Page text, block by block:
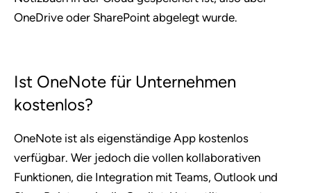
OneDrive oder SharePoint abgelegt wurde.
Ist OneNote für Unternehmen
kostenlos?
OneNote ist als eigenständige App kostenlos
verfügbar. Wer jedoch die vollen kollaborativen
Funktionen, die Integration mit Teams, Outlook und